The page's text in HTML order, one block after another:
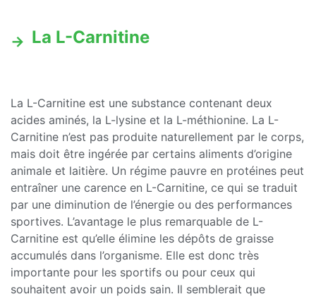
La L-Carnitine
La L-Carnitine est une substance contenant deux
acides aminés, la L-lysine et la L-méthionine. La L-
Carnitine n’est pas produite naturellement par le corps,
mais doit être ingérée par certains aliments d’origine
animale et laitière. Un régime pauvre en protéines peut
entraîner une carence en L-Carnitine, ce qui se traduit
par une diminution de l’énergie ou des performances
sportives. L’avantage le plus remarquable de L-
Carnitine est qu’elle élimine les dépôts de graisse
accumulés dans l’organisme. Elle est donc très
importante pour les sportifs ou pour ceux qui
souhaitent avoir un poids sain. Il semblerait que